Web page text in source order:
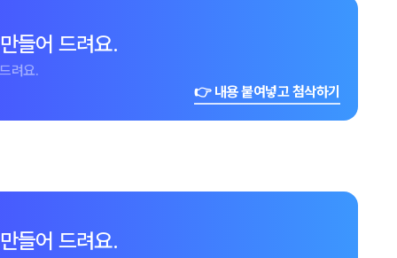
들어 드려요.
려요.
👉 내용 붙여넣고 첨삭하기
들어 드려요.